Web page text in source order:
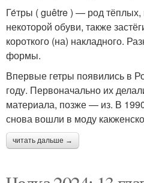
Ге́тры ( guêtre ) — род
некоторой обуви, также
короткого (на) накладного.
формы.
Впервые гетры появились в
году. Первоначально их
материала, позже — из. В
снова вошли в моду
читать дальше →